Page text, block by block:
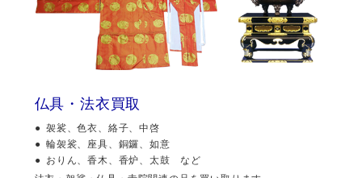
仏具・法衣買取
袈裟、色衣、絡子、中啓
輪袈裟、座具、銅鑼、如意
おりん、香木、香炉、太鼓 など